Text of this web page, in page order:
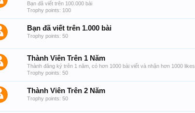
Bạn đã viết trên 100.000 bài
Trophy points: 100
Bạn đã viết trên 1.000 bài
Trophy points: 50
Thành Viên Trên 1 Năm
Thành đăng ký trên 1 năm, có hơn 1000 bài viết và nhận hơn 1000 likes
Trophy points: 50
Thành Viên Trên 2 Năm
Trophy points: 50